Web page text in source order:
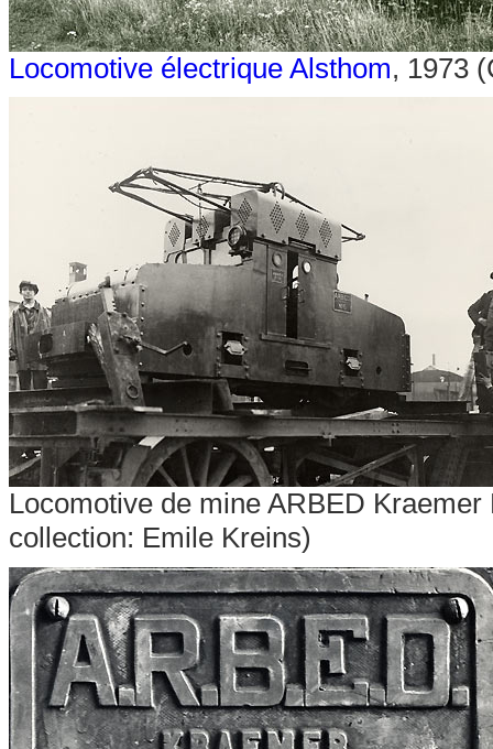
Locomotive électrique Alsthom, 1973
Locomotive de mine ARBED Kraemer
collection: Emile Kreins)